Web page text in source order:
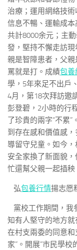
治療；運用網絡技術
信息不暢、運輸成本
共計8000余元；主
發，堅持不懈走訪現
親是智障患者，父親
罵就是打。成績包養
學，5年來足不出戶
4月，第18次拜訪邀
彭登碧，2小時的行
了珍貴的兩字“不累
到存在感和價值感
導留守兒童。如今
安全家換了新面貌
忙還幫父親一起插
弘包養行情揚志愿
黨校工作期間，我
知有人堅守的地方就
在村支兩委的同意
家”。開展”市民學